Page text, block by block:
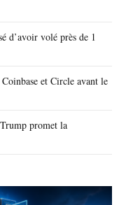
d’avoir volé près de 1
et Circle avant le
promet la